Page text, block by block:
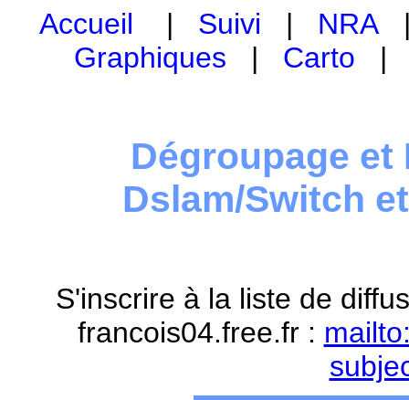
Accueil | Suivi | NRA
Graphiques | Carto
Dégroupage et
Dslam/Switch
S'inscrire à la liste de
francois04.free.fr :